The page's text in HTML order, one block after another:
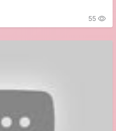
55